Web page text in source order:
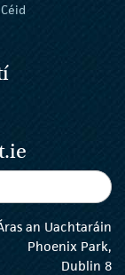
an Uachtaráin
Phoenix Park,
Dublin 8